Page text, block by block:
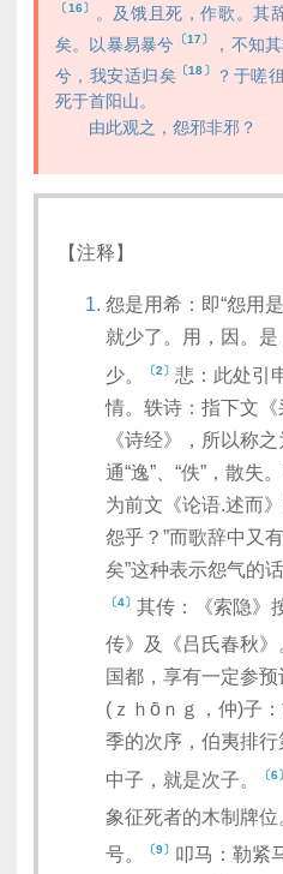
〔16〕
。及饿且死，作歌。其
矣。以暴易暴兮
〔17〕
，不知
兮，我安适归矣 〔18〕 ？于嗟
死于首阳山。
由此观之，怨邪非邪？
【注释】
怨是用希：即“怨用
就少了。用，因。是
少。
〔2〕 悲：此处引
情。轶诗：指下文
《诗经》，所以称之
通“逸”、“佚”，散失
为前文《论语.述而
怨乎？”而歌辞中又
矣”这种表示怨气的
〔4〕 其传：《索隐》
传》及《吕氏春秋》
国都，享有一定参
(ｚｈōｎｇ，仲)子
季的次序，伯夷排行
中子，就是次子。
〔6〕
象征死者的木制牌位
号。
〔9〕 叩马：勒紧